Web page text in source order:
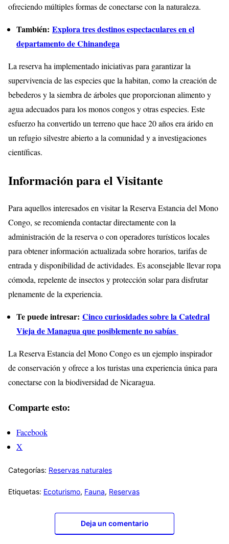
ofreciendo múltiples formas de conectarse con la naturaleza.
También: Explora tres destinos espectaculares en el
departamento de Chinandega
La reserva ha implementado iniciativas para garantizar la
supervivencia de las especies que la habitan, como la creación de
bebederos y la siembra de árboles que proporcionan alimento y
agua adecuados para los monos congos y otras especies. Este
esfuerzo ha convertido un terreno que hace 20 años era árido en
un refugio silvestre abierto a la comunidad y a investigaciones
científicas.
Información para el Visitante
Para aquellos interesados en visitar la Reserva Estancia del Mono
Congo, se recomienda contactar directamente con la
administración de la reserva o con operadores turísticos locales
para obtener información actualizada sobre horarios, tarifas de
entrada y disponibilidad de actividades. Es aconsejable llevar ropa
cómoda, repelente de insectos y protección solar para disfrutar
plenamente de la experiencia.
Te puede intresar: Cinco curiosidades sobre la Catedral
Vieja de Managua que posiblemente no sabías
La Reserva Estancia del Mono Congo es un ejemplo inspirador
de conservación y ofrece a los turistas una experiencia única para
conectarse con la biodiversidad de Nicaragua.
Comparte esto:
Facebook
X
Categorías: Reservas naturales
Etiquetas: Ecoturismo, Fauna, Reservas
Deja un comentario